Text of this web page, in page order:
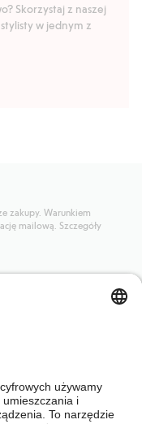
Skorzystaj z naszej
w jednym z
zakupy. Warunkiem
mailową. Szczegóły